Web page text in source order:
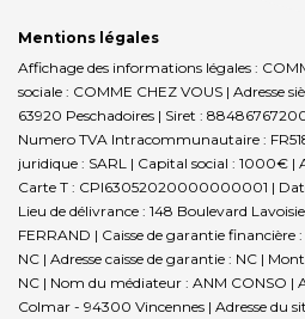
Mentions légales
Affichage des informations légales :
sociale : COMME CHEZ VOUS | Adresse
63920 Peschadoires | Siret :
Numero TVA Intracommunautaire :
juridique : SARL | Capital social : 1000€ |
Carte T : CPI63052020000000001 |
Lieu de délivrance : 148 Boulevard
FERRAND | Caisse de garantie financière
NC | Adresse caisse de garantie : NC |
NC | Nom du médiateur : ANM CONSO |
Colmar - 94300 Vincennes | Adresse du